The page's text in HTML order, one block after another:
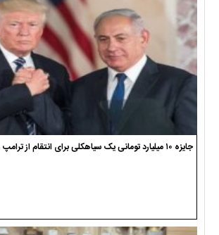
جایزه ۱۰ میلیارد تومانی یک سیاهکلی برای انتقام از ترامپ و نتانیاهو